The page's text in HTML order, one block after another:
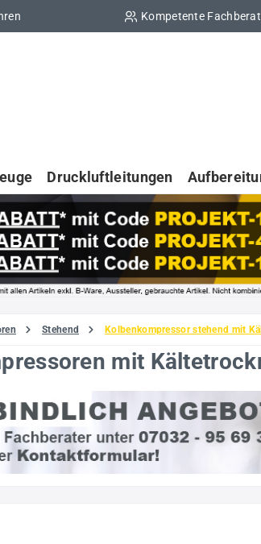
Kompetente
Druckluftleitungen
Stehend Kolbenkompressor stehend mit
mit